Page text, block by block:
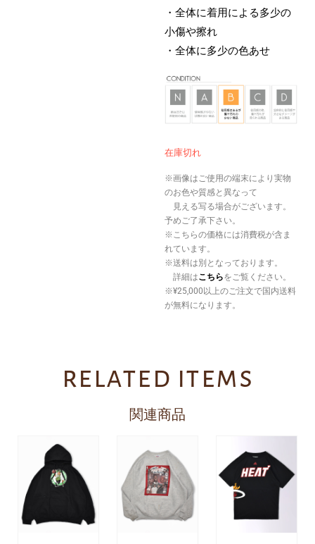
・全体に着用による多少の
小傷や擦れ
・全体に多少の色あせ
在庫切れ
※画像はご使用の端末により実物
のお色や質感と異なって
見える写る場合がございます。
予めご了承下さい。
※こちらの価格には消費税が含ま
れています。
※送料は別となっております。
詳細はこちらをご覧ください。
※¥25,000以上のご注文で国内送料
が無料になります。
related items
関連商品